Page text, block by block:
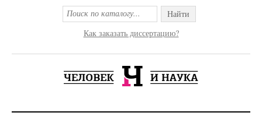
Найти
Как заказать диссертацию?